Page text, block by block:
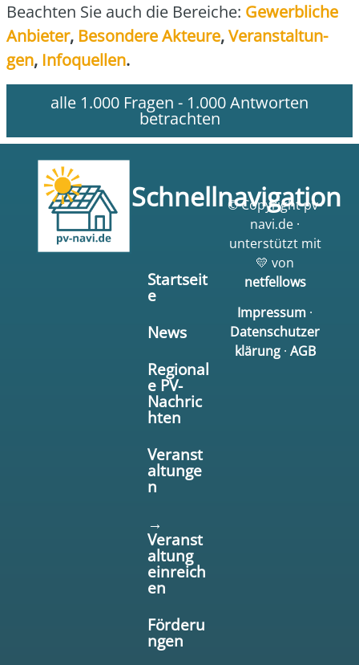
Beach­ten Sie auch die Berei­che: Gewerb­li­che
Anbie­ter, Beson­de­re Akteu­re,Ver­an­stal­tun­
gen, Info­quel­len.
alle 1.000 Fragen - 1.000 Antworten
betrachten
Schnellnavigation
Startseit
e
News
Regional
e PV-
Nachric
hten
Veranst
altunge
n
→
Veranst
altung
einreich
en
Förderu
ngen
© Copyright pv-
navi.de ·
unterstützt mit
💛 von
netfellows
Impressum ·
Datenschutzer
klärung· AGB